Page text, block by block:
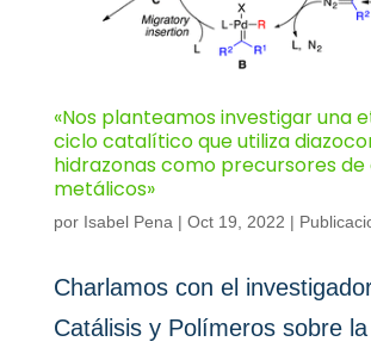
«Nos planteamos investigar una
ciclo catalítico que utiliza
hidrazonas como precursores
metálicos»
por Isabel Pena| Oct 19, 2022 |
Charlamos con el
Catálisis y Polímeros sobre la